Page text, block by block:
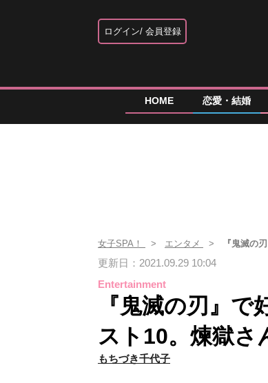
ログイン 会員登録
HOME 恋愛・結婚
女子SPA！ エンタメ 『鬼滅の
更新日：2021.09.29 10:04
Entertainment
『鬼滅の刃』
スト10。煉獄さ
もちづき千代子